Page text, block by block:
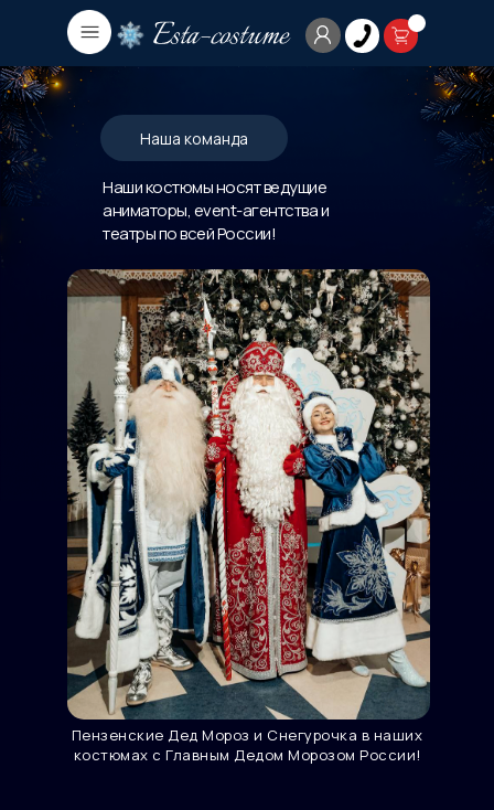
Наша команда
Пензенские Дед Мороз и Снегурочка в наших
костюмах с Главным Дедом Морозом России!
Наши костюмы носят ведущие
аниматоры, event-агентства и
театры по всей России!